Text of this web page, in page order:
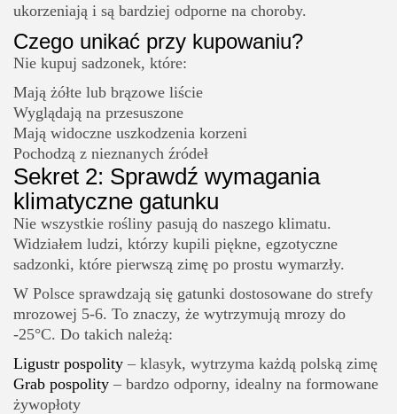
ukorzeniają i są bardziej odporne na choroby.
Czego unikać przy kupowaniu?
Nie kupuj sadzonek, które:
Mają żółte lub brązowe liście
Wyglądają na przesuszone
Mają widoczne uszkodzenia korzeni
Pochodzą z nieznanych źródeł
Sekret 2: Sprawdź wymagania
klimatyczne gatunku
Nie wszystkie rośliny pasują do naszego klimatu.
Widziałem ludzi, którzy kupili piękne, egzotyczne
sadzonki, które pierwszą zimę po prostu wymarzły.
W Polsce sprawdzają się gatunki dostosowane do strefy
mrozowej 5-6. To znaczy, że wytrzymują mrozy do
-25°C. Do takich należą:
Ligustr pospolity – klasyk, wytrzyma każdą polską zimę
Grab pospolity – bardzo odporny, idealny na formowane
żywopłoty